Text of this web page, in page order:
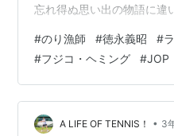
忘れ得ぬ思い出の物語に違
ん、63歳。 フジコ・ヘミ
に感動してパチンコから足
を始めた徳永さん、 その
たい一心で一日８時間の猛
ふたりの出会いもほのぼの
#のり漁師 #徳永義昭 #
#フジコ・ヘミング #JOP
A LIFE OF TENNIS！ • 3